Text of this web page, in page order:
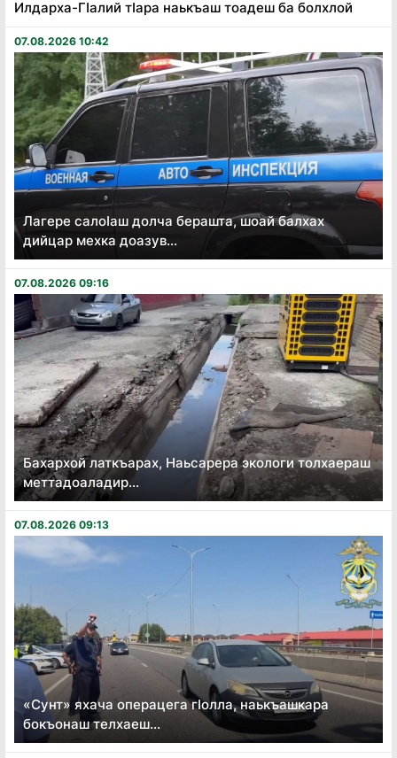
Илдарха-Гӏалий тӏара наькъаш тоадеш ба болхлой
07.08.2026 10:42
Лагере салоӏаш долча берашта, шоай балхах
дийцар мехка доазув...
07.08.2026 09:16
Бахархой латкъарах, Наьсарера экологи толхаераш
меттадоаладир...
07.08.2026 09:13
«Сунт» яхача операцега гӏолла, наькъашкара
бокъонаш телхаеш...